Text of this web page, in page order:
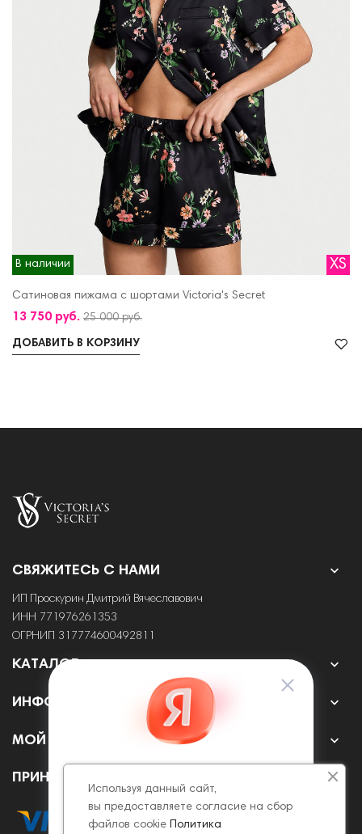
В наличии XS
Сатиновая пижама с шортами Victoria's Secret
13 750 руб. 25 000 руб.
ДОБАВИТЬ В КОРЗИНУ
СВЯЖИТЕСЬ С НАМИ 
ИП Проскурин Дмитрий Вячеславович
ИНН 771976261353
ОГРНИП 317774600492811
КАТАЛОГ 
ИНФОРМАЦИЯ 
МОЙ АККАУНТ 
ПРИНИМАЕМ К ОПЛАТЕ ОНЛАЙН
Используя данный сайт,
вы предоставляете согласие на сбор
файлов cookie Политика